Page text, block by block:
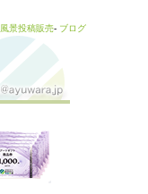
風景投稿販売- ブログ